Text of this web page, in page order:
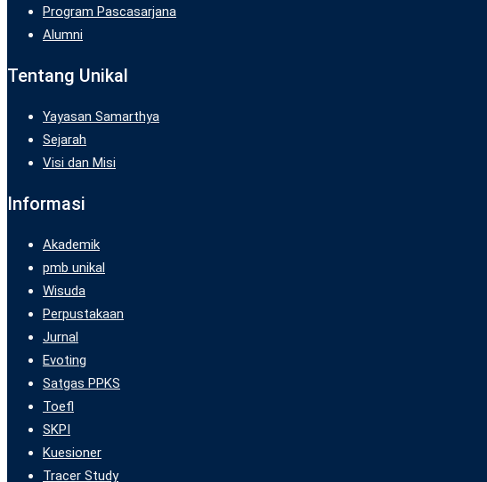
Program Pascasarjana
Alumni
Tentang Unikal
Yayasan Samarthya
Sejarah
Visi dan Misi
Informasi
Akademik
pmb unikal
Wisuda
Perpustakaan
Jurnal
Evoting
Satgas PPKS
Toefl
SKPI
Kuesioner
Tracer Study